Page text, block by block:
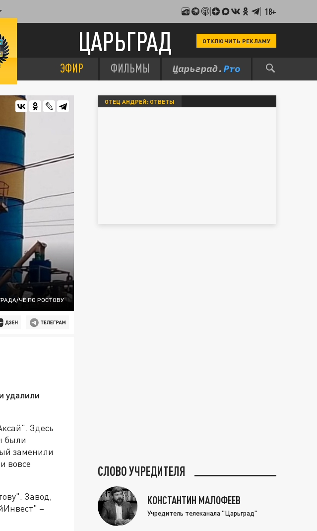
18+
ЦАРЬГРАД ОТКЛЮЧИТЬ РЕКЛАМУ
ЭФИР ФИЛЬМЫ
ЧЁ ПО РОСТОВУ
удалили
Здесь
были
заменили
вовсе
Завод,
–
ОТЕЦ АНДРЕЙ: ОТВЕТЫ
СЛОВО УЧРЕДИТЕЛЯ
КОНСТАНТИН МАЛОФЕЕВ
Учредитель телеканала "Царьград"